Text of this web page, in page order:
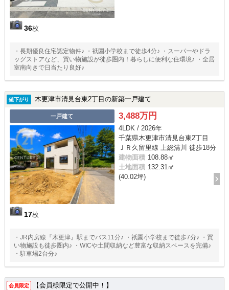
36枚
・長期優良住宅認定物件♪ ・祇園小学校まで徒歩4分♪ ・スーパーやドラ
ッグストアなど、買い物施設が徒歩圏内！暮らしに便利な住環境♪ ・全居
室南向きで日当たり良好♪
値下がり 木更津市清見台東2丁目の新築一戸建て
一戸建て
17枚
3,488万円
4LDK / 2026年
千葉県木更津市清見台東2丁目
ＪＲ久留里線 上総清川 徒歩18分
建物面積 108.88㎡
土地面積 132.31㎡
(40.02坪)
・JR内房線『木更津』駅までバス11分♪ ・祇園小学校まで徒歩7分♪ ・買
い物施設も徒歩圏内♪ ・WICや土間収納など豊富な収納スペースを完備♪
・駐車場2台分♪
会員限定 【会員様限定で公開中！】